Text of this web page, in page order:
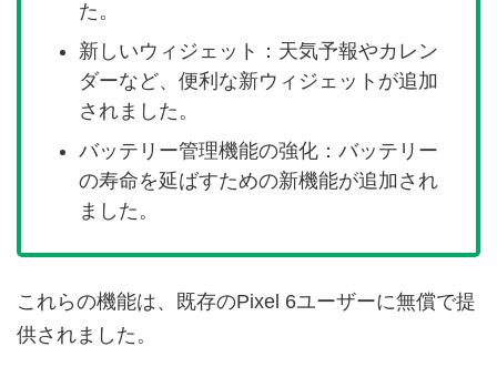
た。
新しいウィジェット：天気予報やカレン
ダーなど、便利な新ウィジェットが追加
されました。
バッテリー管理機能の強化：バッテリー
の寿命を延ばすための新機能が追加され
ました。
これらの機能は、既存のPixel 6ユーザーに無償で提
供されました。